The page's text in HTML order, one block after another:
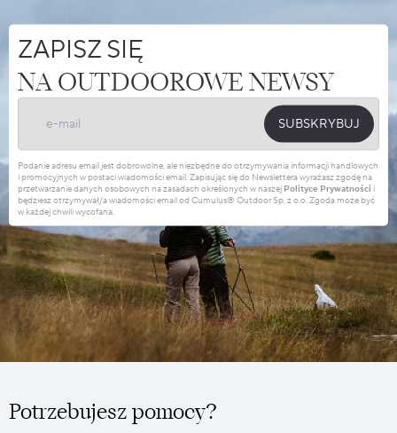
ZAPISZ SIĘ
NA OUTDOOROWE NEWSY
SUBSKRYBUJ
Podanie adresu email jest dobrowolne, ale niezbędne do otrzymywania informacji handlowych
i promocyjnych w postaci wiadomości email. Zapisując się do Newslettera wyrażasz zgodę na
przetwarzanie danych osobowych na zasadach określonych w naszej Polityce Prywatności i
będziesz otrzymywał/a wiadomości email od Cumulus® Outdoor Sp. z o.o. Zgoda może być
w każdej chwili wycofana.
Potrzebujesz pomocy?